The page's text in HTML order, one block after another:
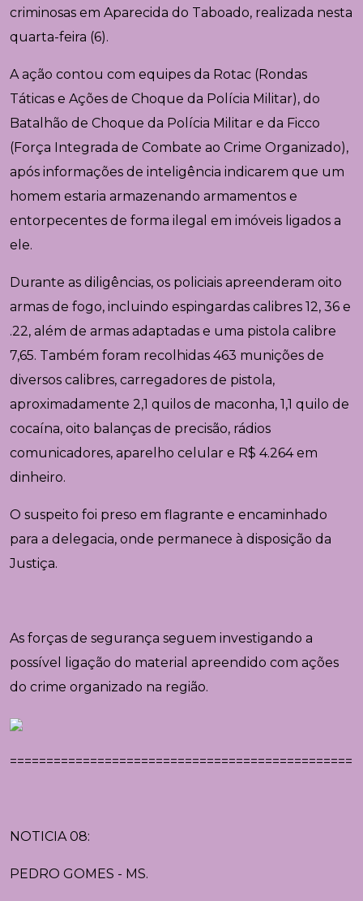
criminosas em Aparecida do Taboado, realizada nesta
quarta-feira (6).
A ação contou com equipes da Rotac (Rondas
Táticas e Ações de Choque da Polícia Militar), do
Batalhão de Choque da Polícia Militar e da Ficco
(Força Integrada de Combate ao Crime Organizado),
após informações de inteligência indicarem que um
homem estaria armazenando armamentos e
entorpecentes de forma ilegal em imóveis ligados a
ele.
Durante as diligências, os policiais apreenderam oito
armas de fogo, incluindo espingardas calibres 12, 36 e
.22, além de armas adaptadas e uma pistola calibre
7,65. Também foram recolhidas 463 munições de
diversos calibres, carregadores de pistola,
aproximadamente 2,1 quilos de maconha, 1,1 quilo de
cocaína, oito balanças de precisão, rádios
comunicadores, aparelho celular e R$ 4.264 em
dinheiro.
O suspeito foi preso em flagrante e encaminhado
para a delegacia, onde permanece à disposição da
Justiça.
As forças de segurança seguem investigando a
possível ligação do material apreendido com ações
do crime organizado na região.
NOTICIA 08:
PEDRO GOMES - MS.